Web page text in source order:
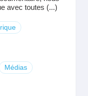
avec toutes (...)
Médias